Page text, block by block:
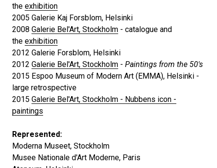
the exhibition
2005 Galerie Kaj Forsblom, Helsinki
2008 Galerie Bel'Art, Stockholm - catalogue and
the exhibition
2012 Galerie Forsblom, Helsinki
2012 Galerie Bel'Art, Stockholm - Paintings from the 50's
2015 Espoo Museum of Modern Art (EMMA), Helsinki -
large retrospective
2015 Galerie Bel'Art, Stockholm - Nubbens icon -
paintings
Represented:
Moderna Museet, Stockholm
Musee Nationale d'Art Moderne, Paris